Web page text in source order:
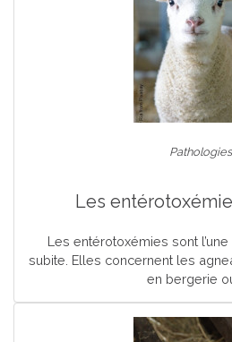
Pathologies
Les
Les entérotoxémies sont
subite. Elles concernent les
en bergerie ou